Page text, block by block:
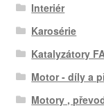
Interiér
Karosérie
Katalyzátory
Motor - díly a
Motory ,